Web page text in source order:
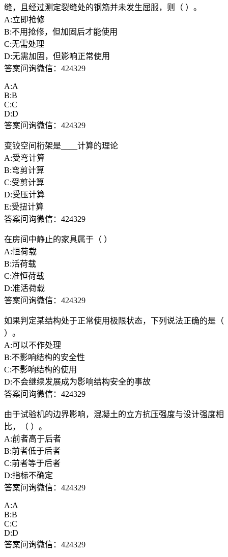
缝，且经过测定裂缝处的钢筋并未发生屈服，则（ ）。
A:立即抢修
B:不用抢修，但加固后才能使用
C:无需处理
D:无需加固，但影响正常使用
答案问询微信：424329
A:A
B:B
C:C
D:D
答案问询微信：424329
变铰空间桁架是____计算的理论
A:受弯计算
B:弯剪计算
C:受剪计算
D:受压计算
E:受扭计算
答案问询微信：424329
在房间中静止的家具属于（ ）
A:恒荷载
B:活荷载
C:准恒荷载
D:准活荷载
答案问询微信：424329
如果判定某结构处于正常使用极限状态，下列说法正确的是（
）。
A:可以不作处理
B:不影响结构的安全性
C:不影响结构的使用
D:不会继续发展成为影响结构安全的事故
答案问询微信：424329
由于试验机的边界影响，混凝土的立方抗压强度与设计强度相
比，（ ）。
A:前者高于后者
B:前者低于后者
C:前者等于后者
D:指标不确定
答案问询微信：424329
A:A
B:B
C:C
D:D
答案问询微信：424329